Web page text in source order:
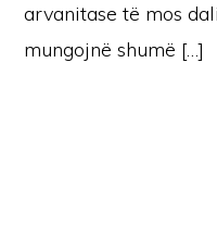
arvanitase të mos
mungojnë shumë […]